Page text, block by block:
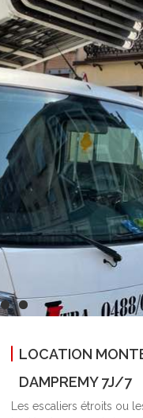
LOCATION
DAMPREMY 7J/7
Les escaliers étroits ou